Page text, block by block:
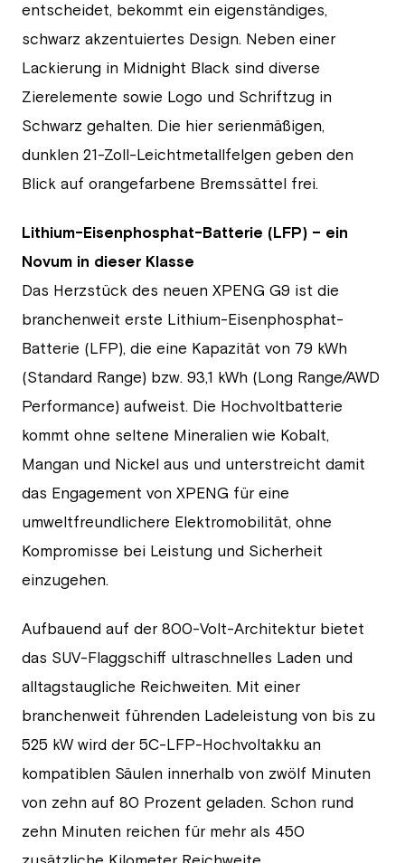
entscheidet, bekommt ein eigenständiges,
schwarz akzentuiertes Design. Neben einer
Lackierung in Midnight Black sind diverse
Zierelemente sowie Logo und Schriftzug in
Schwarz gehalten. Die hier serienmäßigen,
dunklen 21-Zoll-Leichtmetallfelgen geben den
Blick auf orangefarbene Bremssättel frei.
Lithium-Eisenphosphat-Batterie (LFP) – ein
Novum in dieser Klasse
Das Herzstück des neuen XPENG G9 ist die
branchenweit erste Lithium-Eisenphosphat-
Batterie (LFP), die eine Kapazität von 79 kWh
(Standard Range) bzw. 93,1 kWh (Long Range/AWD
Performance) aufweist. Die Hochvoltbatterie
kommt ohne seltene Mineralien wie Kobalt,
Mangan und Nickel aus und unterstreicht damit
das Engagement von XPENG für eine
umweltfreundlichere Elektromobilität, ohne
Kompromisse bei Leistung und Sicherheit
einzugehen.
Aufbauend auf der 800-Volt-Architektur bietet
das SUV-Flaggschiff ultraschnelles Laden und
alltagstaugliche Reichweiten. Mit einer
branchenweit führenden Ladeleistung von bis zu
525 kW wird der 5C-LFP-Hochvoltakku an
kompatiblen Säulen innerhalb von zwölf Minuten
von zehn auf 80 Prozent geladen. Schon rund
zehn Minuten reichen für mehr als 450